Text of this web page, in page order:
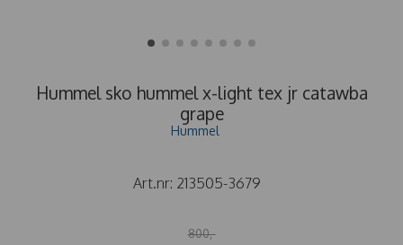
Hummel sko hummel x-light tex jr catawba
grape
Hummel
Art.nr: 213505-3679
800,-